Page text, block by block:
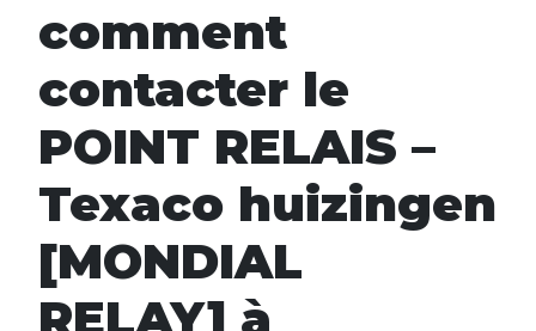
comment
contacter le
POINT RELAIS –
Texaco huizingen
[MONDIAL
RELAY] à